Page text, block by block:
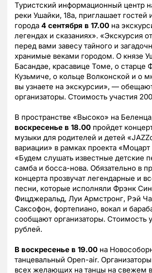
Туристский информационный центр
реки Ушайки, 18а, приглашает гостей
города 4 сентября в 17.00 на
легендах и сказаниях». «Экскурсия
перед вами завесу тайного и
хранимые веками городом. О князе
Басандае, красавице Томе, о старце
Кузьмиче, о кольце Волконской и о
вы узнаете на экскурсии», —
организаторы. Стоимость участия
В пространстве «Высоко» на
воскресенье в 18.00 пройдет
музыки для родителей и детей
вариации» в рамках проекта
«Будем слушать известные детские
самба и босса-нова. Обязательно в
концерта прозвучат легендарные и
песни, которые исполняли Фрэнк
Фицджеральд, Луи Армстронг, Рэй
Саксофон, фортепиано, вокал и
сообщают организаторы. Стоимость
рублей.
В воскресенье в 19.00 на
танцевальный Open-air.
всех желающих на танцы на свежем